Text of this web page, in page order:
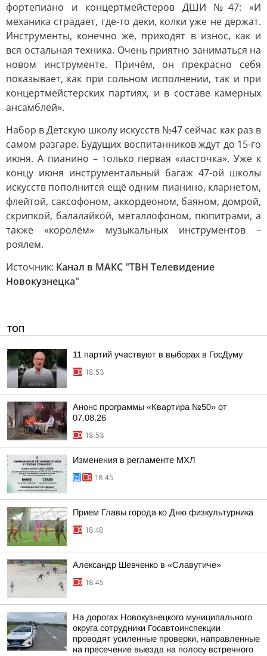
фортепиано и концертмейстеров ДШИ №47: «И
механика страдает, где-то деки, колки уже не держат.
Инструменты, конечно же, приходят в износ, как и
вся остальная техника. Очень приятно заниматься на
новом инструменте. Причём, он прекрасно себя
показывает, как при сольном исполнении, так и при
концертмейстерских партиях, и в составе камерных
ансамблей».
Набор в Детскую школу искусств №47 сейчас как раз в
самом разгаре. Будущих воспитанников ждут до 15-го
июня. А пианино – только первая «ласточка». Уже к
концу июня инструментальный багаж 47-ой школы
искусств пополнится ещё одним пианино, кларнетом,
флейтой, саксофоном, аккордеоном, баяном, домрой,
скрипкой, балалайкой, металлофоном, пюпитрами, а
также «королём» музыкальных инструментов –
роялем.
Источник: Канал в МАКС "ТВН Телевидение
Новокузнецка"
ТОП
11 партий участвуют в выборах в ГосДуму
18:53
Анонс программы «Квартира №50» от
07.08.26
18:53
Изменения в регламенте МХЛ
18:45
Прием Главы города ко Дню физкультурника
18:48
Александр Шевченко в «Славутиче»
18:45
На дорогах Новокузнецкого муниципального
округа сотрудники Госавтоинспекции
проводят усиленные проверки, направленные
на пресечение выезда на полосу встречного